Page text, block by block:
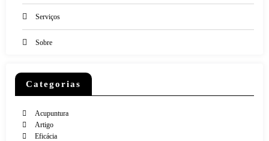
Serviços
Sobre
Categorias
Acupuntura
Artigo
Eficácia